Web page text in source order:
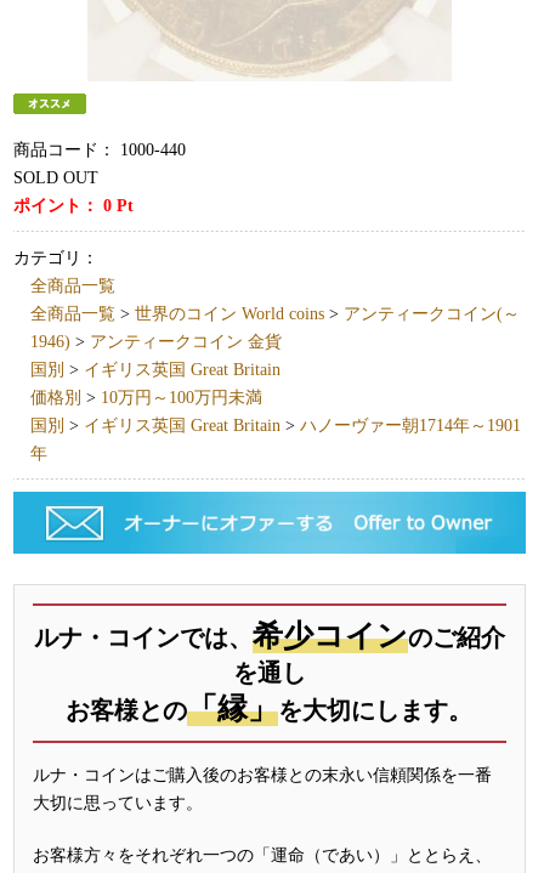
商品コード：
1000-440
SOLD OUT
ポイント：0 Pt
カテゴリ：
全商品一覧
全商品一覧 >世界のコイン World coins > アンティークコイン(～
1946) > アンティークコイン 金貨
国別 > イギリス英国 Great Britain
価格別 > 10万円～100万円未満
国別 > イギリス英国 Great Britain >ハノーヴァー朝1714年～1901
年
ルナ・コインでは、 希少コインのご紹介
を通し
お客様との「縁」を大切にします。
ルナ・コインはご購入後のお客様との末永い信頼関係を一番
大切に思っています。
お客様方々をそれぞれ一つの「運命（であい）」ととらえ、